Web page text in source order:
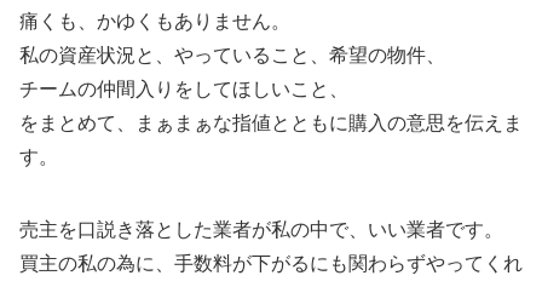
痛くも、かゆくもありません。
私の資産状況と、やっていること、希望の物件、
チームの仲間入りをしてほしいこと、
をまとめて、まぁまぁな指値とともに購入の意思を伝えま
す。
売主を口説き落とした業者が私の中で、いい業者です。
買主の私の為に、手数料が下がるにも関わらずやってくれ